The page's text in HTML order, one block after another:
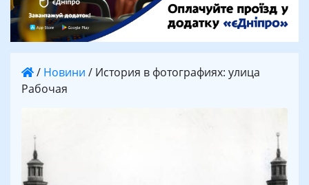
/ Новини / История в фотографиях: улица
Рабочая